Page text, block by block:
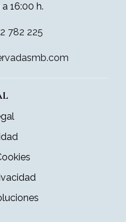
16:00 h.
782 225